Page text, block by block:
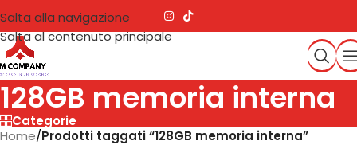
Salta alla navigazione
Salta al contenuto principale
128GB memoria interna
Categorie
Home/Prodotti taggati “128GB memoria interna”